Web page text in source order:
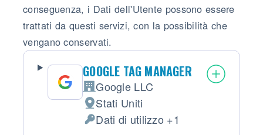
conseguenza, i Dati dell'Utente possono essere
trattati da questi servizi, con la possibilità che
vengano conservati.
GOOGLE TAG MANAGER
Azienda:
Google LLC
Luogo del trattamento:
Stati Uniti
Dati Personali trattati:
Dati di utilizzo +1